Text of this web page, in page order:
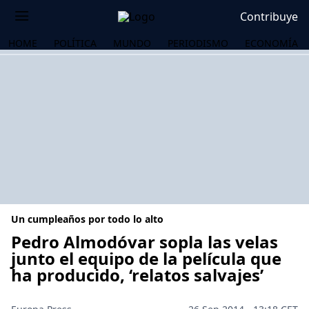
Contribuye
HOME POLÍTICA MUNDO PERIODISMO ECONOMÍA
Un cumpleaños por todo lo alto
Pedro Almodóvar sopla las velas
junto el equipo de la película que
ha producido, ‘relatos salvajes’